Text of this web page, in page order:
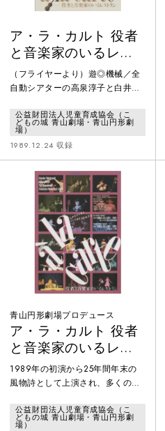
ア・ラ・カルト 役者
と音楽家のいるレス
トラン
（フライヤーより）遊◎機械／全
自動シアターの高泉淳子と白井晃
中西俊博とジョイントして贈るシ
ャレた時間のア・ラ・カルト（一
品料理）。青山円形劇場に突如現
れたワンダーランドのレストラ
ン、演劇+コンサート=素敵な素敵
なショウの始まりです。はっきり
言ってこんなの見たことない、見
たことないのに何処かなつかし
い…。さあ、何が飛び出すか?サン
タの靴下を開ける気分、味わって
下さい。
公益財団法人児童育成協会（こ
どもの城 青山劇場・青山円形劇
場）
1989.12.24 収録
青山円形劇場プロデュース
ア・ラ・カルト 役者
と音楽家のいるレス
トラン
1989年の初演から25年間年末の
風物詩として上演され、多くの観
1992年の公演。クリスマスの夜の
フレンチレストラン「ア・ラ・カ
公益財団法人児童育成協会（こ
どもの城 青山劇場・青山円形劇
場）